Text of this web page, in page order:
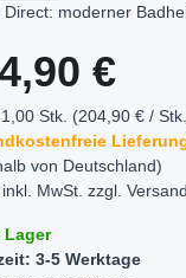
Direct: moderner
€
1,00 Stk. (204,90 € /
von Deutschland)
inkl. MwSt. zzgl.
Lager
3-5 Werktage